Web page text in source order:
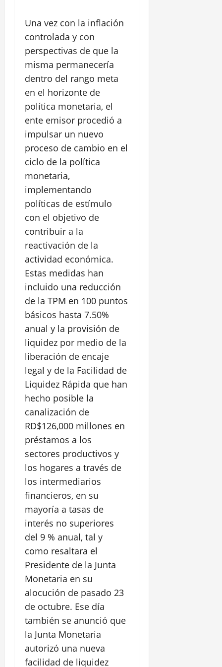
Una vez con la inflación
controlada y con
perspectivas de que la
misma permanecería
dentro del rango meta
en el horizonte de
política monetaria, el
ente emisor procedió a
impulsar un nuevo
proceso de cambio en el
ciclo de la política
monetaria,
implementando
políticas de estímulo
con el objetivo de
contribuir a la
reactivación de la
actividad económica.
Estas medidas han
incluido una reducción
de la TPM en 100 puntos
básicos hasta 7.50%
anual y la provisión de
liquidez por medio de la
liberación de encaje
legal y de la Facilidad de
Liquidez Rápida que han
hecho posible la
canalización de
RD$126,000 millones en
préstamos a los
sectores productivos y
los hogares a través de
los intermediarios
financieros, en su
mayoría a tasas de
interés no superiores
del 9 % anual, tal y
como resaltara el
Presidente de la Junta
Monetaria en su
alocución de pasado 23
de octubre. Ese día
también se anunció que
la Junta Monetaria
autorizó una nueva
facilidad de liquidez